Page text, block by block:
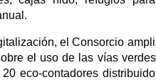
el Consorcio
el uso de las vías
eco-contadores